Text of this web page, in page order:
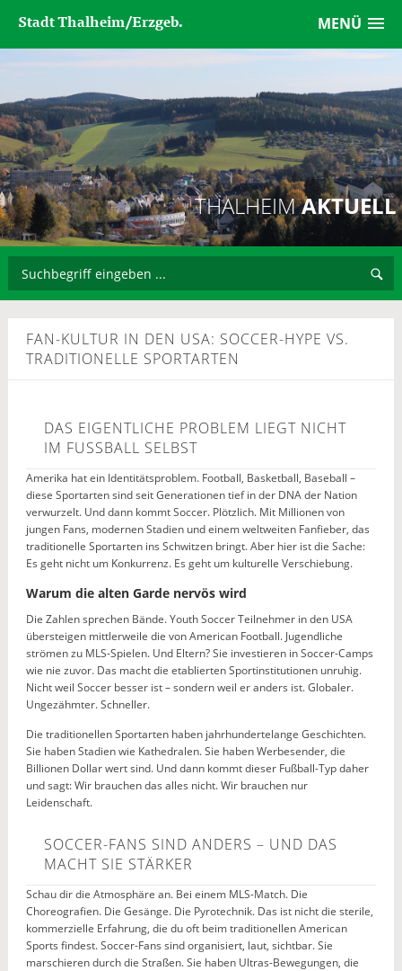
MENÜ
Stadt Thalheim/Erzgeb.
THALHEIMAKTUELL
FAN-KULTUR IN DEN USA: SOCCER-HYPE VS.
TRADITIONELLE SPORTARTEN
DAS EIGENTLICHE PROBLEM LIEGT NICHT
IM FUSSBALL SELBST
Amerika hat ein Identitätsproblem. Football, Basketball, Baseball –
diese Sportarten sind seit Generationen tief in der DNA der Nation
verwurzelt. Und dann kommt Soccer. Plötzlich. Mit Millionen von
jungen Fans, modernen Stadien und einem weltweiten Fanfieber, das
traditionelle Sportarten ins Schwitzen bringt. Aber hier ist die Sache:
Es geht nicht um Konkurrenz. Es geht um kulturelle Verschiebung.
Warum die alten Garde nervös wird
Die Zahlen sprechen Bände. Youth Soccer Teilnehmer in den USA
übersteigen mittlerweile die von American Football. Jugendliche
strömen zu MLS-Spielen. Und Eltern? Sie investieren in Soccer-Camps
wie nie zuvor. Das macht die etablierten Sportinstitutionen unruhig.
Nicht weil Soccer besser ist – sondern weil er anders ist. Globaler.
Ungezähmter. Schneller.
Die traditionellen Sportarten haben jahrhundertelange Geschichten.
Sie haben Stadien wie Kathedralen. Sie haben Werbesender, die
Billionen Dollar wert sind. Und dann kommt dieser Fußball-Typ daher
und sagt: Wir brauchen das alles nicht. Wir brauchen nur
Leidenschaft.
SOCCER-FANS SIND ANDERS – UND DAS
MACHT SIE STÄRKER
Schau dir die Atmosphäre an. Bei einem MLS-Match. Die
Choreografien. Die Gesänge. Die Pyrotechnik. Das ist nicht die sterile,
kommerzielle Erfahrung, die du oft beim traditionellen American
Sports findest. Soccer-Fans sind organisiert, laut, sichtbar. Sie
marschieren durch die Straßen. Sie haben Ultras-Bewegungen, die